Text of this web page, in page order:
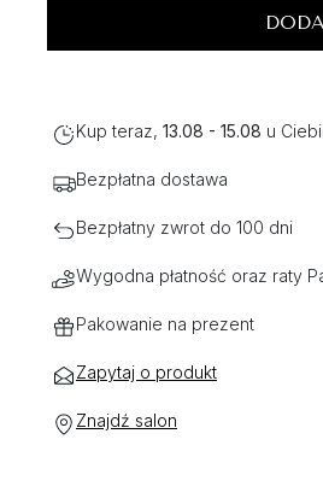
Kup teraz, 13.08 - 15.08 u
Bezpłatna dostawa
Bezpłatny zwrot do 100 dni
Wygodna płatność oraz raty
Pakowanie na prezent
Zapytaj o produkt
Znajdź salon